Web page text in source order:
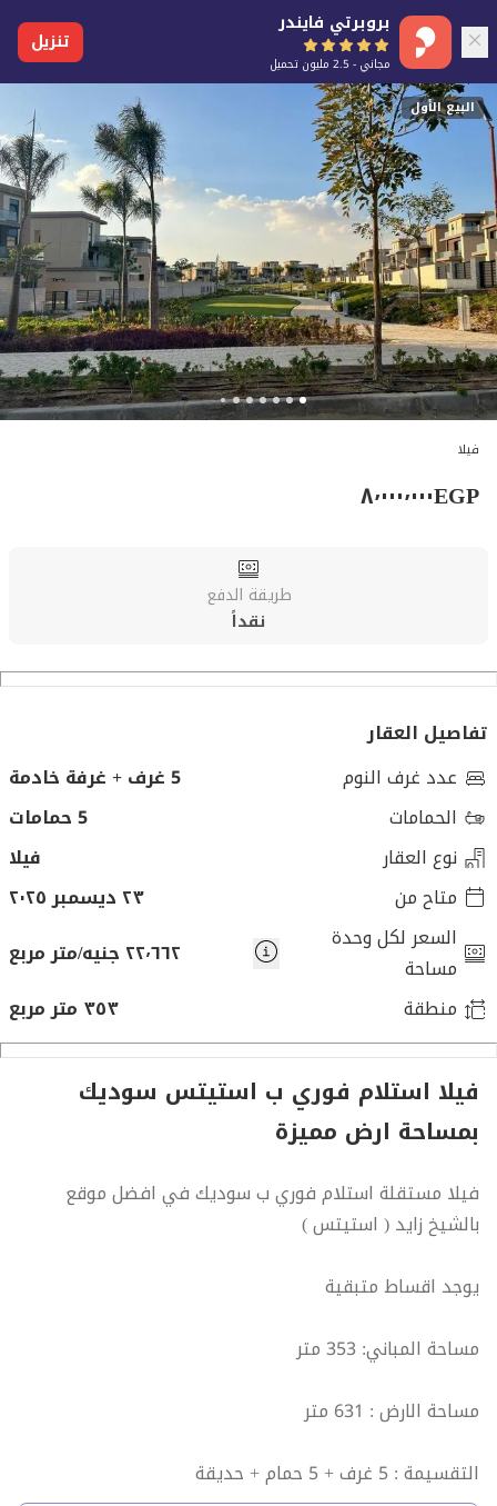
بروبرتي فايندر
مجاني - 2.5 مليون تحميل
تنزيل
البيع الأول
فيلا
EGP٨٬٠٠٠٬٠٠٠
طريقة الدفع
نقداً
تفاصيل العقار
عدد غرف النوم
5 غرف + غرفة خادمة
الحمامات
5 حمامات
نوع العقار
فيلا
متاح من
٢٣ ديسمبر ٢٠٢٥
السعر لكل وحدة
مساحة
٢٢٬٦٦٢ جنيه/متر مربع
منطقة
٣٥٣ متر مربع
فيلا استلام فوري ب استيتس سوديك
بمساحة ارض مميزة
فيلا مستقلة استلام فوري ب سوديك في افضل موقع
بالشيخ زايد ( استيتس )
يوجد اقساط متبقية
مساحة المباني: 353 متر
مساحة الارض : 631 متر
التقسيمة : 5 غرف + 5 حمام + حديقة